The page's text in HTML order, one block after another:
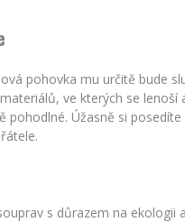
pohovka mu určitě bude
ve kterých se lenoší
Úžasně si
s důrazem na ekologii